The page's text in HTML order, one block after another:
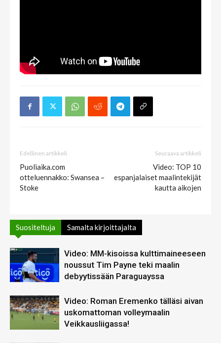
Edellinen artikkeli
Puoliaika.com
otteluennakko: Swansea –
Stoke
Seuraava artikkeli
Video: TOP 10
espanjalaiset maalintekijät
kautta aikojen
Suositeltuja Samalta kirjoittajalta
Video: MM-kisoissa kulttimaineeseen
noussut Tim Payne teki maalin
debyytissään Paraguayssa
Video: Roman Eremenko tälläsi aivan
uskomattoman volleymaalin
Veikkausliigassa!